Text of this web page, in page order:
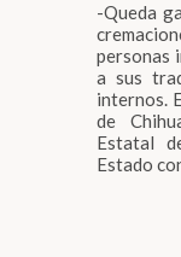
-Queda
personas
a sus
internos.
de
Estatal
Estado